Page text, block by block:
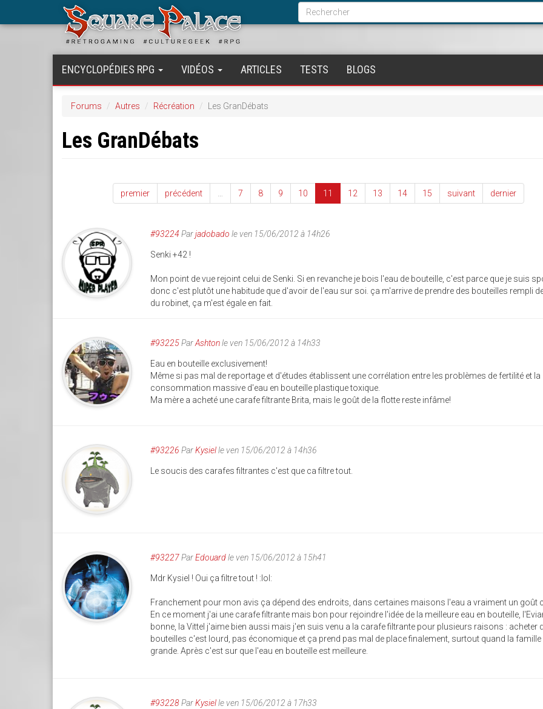
Formulaire
de
recherche
Rechercher
ENCYCLOPÉDIES RPG VIDÉOS ARTICLES TESTS BLOGS
Forums Autres Récréation Les GranDébats
Les GranDébats
premier précédent 7 8 9 10 11 12 13 14 15 suivant dernier
#93224 Parjadobado le ven 15/06/2012 à 14h26
Senki +42 !
Mon point de vue rejoint celui de Senki. Si en revanche je bois l'eau de bouteille, c'est parce que je suis
donc c'est plutôt une habitude que d'avoir de l'eau sur soi. ça m'arrive de prendre des bouteilles rempli
du robinet, ça m'est égale en fait.
#93225ParAshtonle ven 15/06/2012 à 14h33
Eau en bouteille exclusivement!
Même si pas mal de reportage et d'études établissent une corrélation entre les problèmes de fertilité et la
consommation massive d'eau en bouteille plastique toxique.
Ma mère a acheté une carafe filtrante Brita, mais le goût de la flotte reste infâme!
#93226 ParKysielle ven 15/06/2012 à 14h36
Le soucis des carafes filtrantes c'est que ca filtre tout.
#93227ParEdouardle ven 15/06/2012 à 15h41
Mdr Kysiel ! Oui ça filtre tout ! :lol:
Franchement pour mon avis ça dépend des endroits, dans certaines maisons l'eau a vraiment un goût
En ce moment j'ai une carafe filtrante mais bon pour rejoindre l'idée de la meilleure eau en bouteille,
bonne, la Vittel j'aime bien aussi mais j'en suis venu a la carafe filtrante pour plusieurs raisons : acheter
bouteilles c'est lourd, pas économique et ça prend pas mal de place finalement, surtout quand la famille
grande. Après c'est sur que l'eau en bouteille est meilleure.
#93228ParKysielle ven 15/06/2012 à 17h33